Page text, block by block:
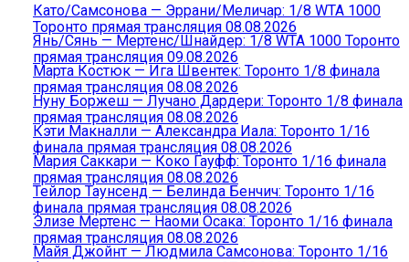
Като/Самсонова — Эррани/Меличар: 1/8 WTA 1000
Торонто прямая трансляция 08.08.2026
Янь/Сянь — Мертенс/Шнайдер: 1/8 WTA 1000 Торонто
прямая трансляция 09.08.2026
Марта Костюк — Ига Швентек: Торонто 1/8 финала
прямая трансляция 08.08.2026
Нуну Боржеш — Лучано Дардери: Торонто 1/8 финала
прямая трансляция 08.08.2026
Кэти Макналли — Александра Иала: Торонто 1/16
финала прямая трансляция 08.08.2026
Мария Саккари — Коко Гауфф: Торонто 1/16 финала
прямая трансляция 08.08.2026
Тейлор Таунсенд — Белинда Бенчич: Торонто 1/16
финала прямая трансляция 08.08.2026
Элизе Мертенс — Наоми Осака: Торонто 1/16 финала
прямая трансляция 08.08.2026
Майя Джойнт — Людмила Самсонова: Торонто 1/16